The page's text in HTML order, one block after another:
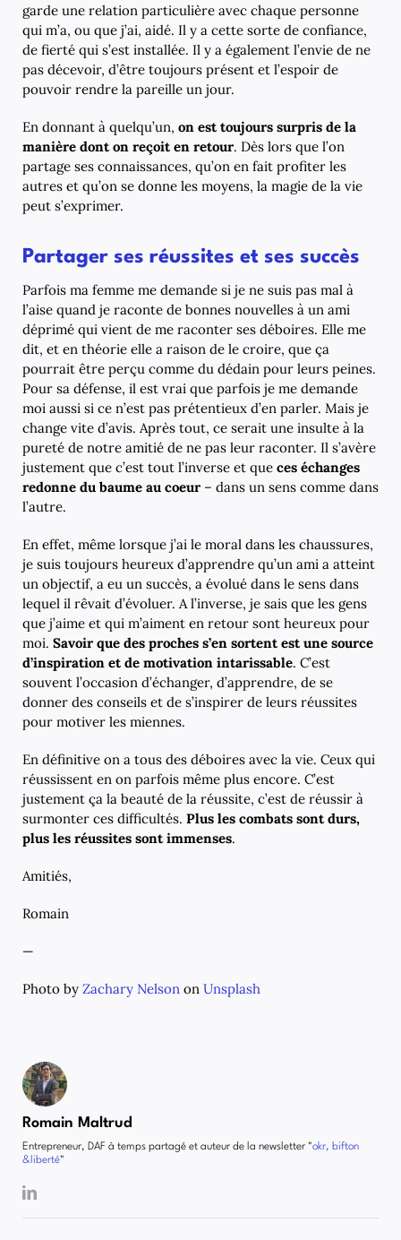
garde une relation particulière avec chaque personne
qui m’a, ou que j’ai, aidé. Il y a cette sorte de confiance,
de fierté qui s’est installée. Il y a également l’envie de ne
pas décevoir, d’être toujours présent et l’espoir de
pouvoir rendre la pareille un jour.
En donnant à quelqu’un, on est toujours surpris de la
manière dont on reçoit en retour. Dès lors que l’on
partage ses connaissances, qu’on en fait profiter les
autres et qu’on se donne les moyens, la magie de la vie
peut s’exprimer.
Partager ses réussites et ses succès
Parfois ma femme me demande si je ne suis pas mal à
l’aise quand je raconte de bonnes nouvelles à un ami
déprimé qui vient de me raconter ses déboires. Elle me
dit, et en théorie elle a raison de le croire, que ça
pourrait être perçu comme du dédain pour leurs peines.
Pour sa défense, il est vrai que parfois je me demande
moi aussi si ce n’est pas prétentieux d’en parler. Mais je
change vite d’avis. Après tout, ce serait une insulte à la
pureté de notre amitié de ne pas leur raconter. Il s’avère
justement que c’est tout l’inverse et que ces échanges
redonne du baume au coeur – dans un sens comme dans
l’autre.
En effet, même lorsque j’ai le moral dans les chaussures,
je suis toujours heureux d’apprendre qu’un ami a atteint
un objectif, a eu un succès, a évolué dans le sens dans
lequel il rêvait d’évoluer. A l’inverse, je sais que les gens
que j’aime et qui m’aiment en retour sont heureux pour
moi. Savoir que des proches s’en sortent est une source
d’inspiration et de motivation intarissable. C’est
souvent l’occasion d’échanger, d’apprendre, de se
donner des conseils et de s’inspirer de leurs réussites
pour motiver les miennes.
En définitive on a tous des déboires avec la vie. Ceux qui
réussissent en on parfois même plus encore. C’est
justement ça la beauté de la réussite, c’est de réussir à
surmonter ces difficultés. Plus les combats sont durs,
plus les réussites sont immenses.
Amitiés,
Romain
—
Photo by Zachary Nelson on Unsplash
Romain Maltrud
Entrepreneur, DAF à temps partagé et auteur de la newsletter "okr, bifton
&liberté"